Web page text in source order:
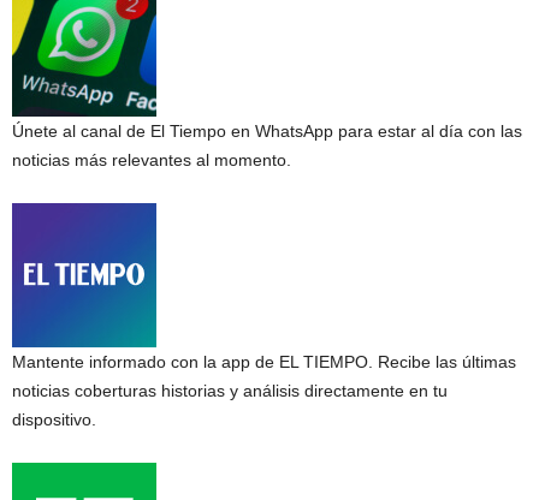
Únete al canal de El Tiempo en WhatsApp para estar al día con las
noticias más relevantes al momento.
Mantente informado con la app de EL TIEMPO. Recibe las últimas
noticias coberturas historias y análisis directamente en tu
dispositivo.